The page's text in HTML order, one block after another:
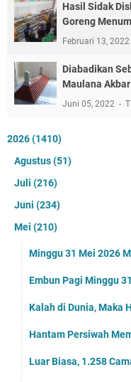
Hasil Sidak
Goreng
Februari 13, 2022
Diabadikan
Maulana Akbar
Juni 05, 2022
2026(1410)
Agustus(51)
Juli (216)
Juni (234)
Mei (210)
Minggu 31 Mei 2026
Embun Pagi Minggu
Kalah di Dunia, Maka
Hantam Persiwah
Luar Biasa, 1.258